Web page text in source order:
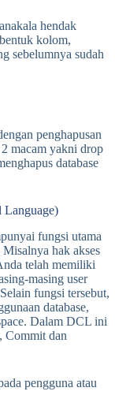
hendak
kolom,
sebelumnya sudah
penghapusan
macam yakni drop
database
Language)
fungsi utama
Misalnya hak akses
telah memiliki
masing user
fungsi tersebut,
database,
Dalam DCL ini
Commit dan
pengguna atau